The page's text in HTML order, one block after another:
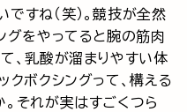
すね（笑）。競技が全然
グをやってると腕の筋肉
、乳酸が溜まりやすい体
クボクシングって、構える
それが実はすごくつら